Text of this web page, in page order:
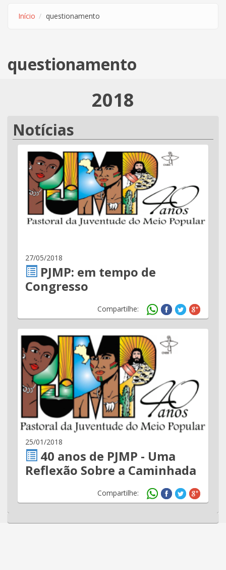
Início questionamento
questionamento
2018
Notícias
27/05/2018
PJMP: em tempo de
Congresso
Compartilhe:
25/01/2018
40 anos de PJMP - Uma
Reflexão Sobre a Caminhada
Compartilhe: